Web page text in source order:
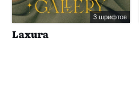
3 шрифтов
Laxura